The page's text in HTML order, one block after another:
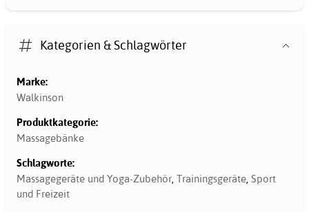
Kategorien & Schlagwörter
Marke:
Walkinson
Produktkategorie:
Massagebänke
Schlagworte:
Massagegeräte und Yoga-Zubehör, Trainingsgeräte, Sport
und Freizeit